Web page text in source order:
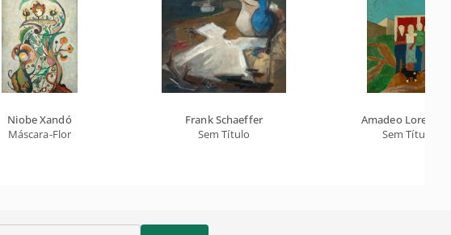
Niobe Xandó
Máscara-Flor
Frank Schaeffer
Sem Título
Amadeo
Sem Título